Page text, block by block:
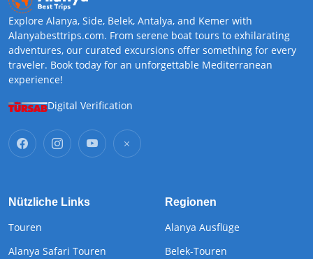
Explore Alanya, Side, Belek, Antalya, and Kemer with
Alanyabesttrips.com. From serene boat tours to exhilarating
adventures, our curated excursions offer something for every
traveler. Book today for an unforgettable Mediterranean
experience!
Digital Verification
Nützliche Links
Touren
Alanya Safari Touren
Regionen
Alanya Ausflüge
Belek-Touren